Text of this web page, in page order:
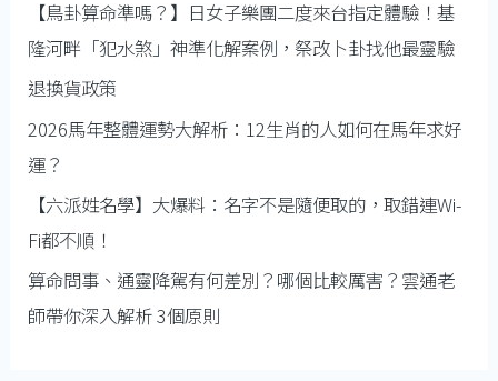
【鳥卦算命準嗎？】日女子樂團二度來台指定體驗！基
隆河畔「犯水煞」神準化解案例，祭改卜卦找他最靈驗
退換貨政策
2026馬年整體運勢大解析：12生肖的人如何在馬年求好
運？
【六派姓名學】大爆料：名字不是隨便取的，取錯連Wi-
Fi都不順！
算命問事、通靈降駕有何差別？哪個比較厲害？雲通老
師帶你深入解析 3個原則